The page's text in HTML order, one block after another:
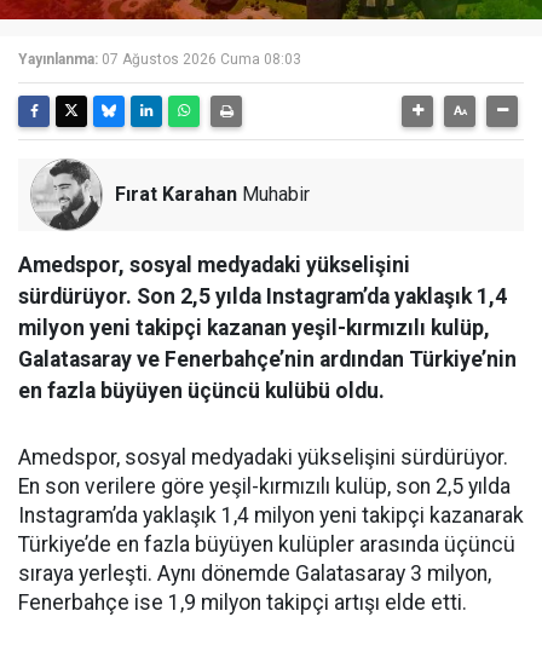
Yayınlanma: 07 Ağustos 2026 Cuma 08:03
Fırat Karahan Muhabir
Amedspor, sosyal medyadaki yükselişini
sürdürüyor. Son 2,5 yılda Instagram’da yaklaşık 1,4
milyon yeni takipçi kazanan yeşil-kırmızılı kulüp,
Galatasaray ve Fenerbahçe’nin ardından Türkiye’nin
en fazla büyüyen üçüncü kulübü oldu.
Amedspor, sosyal medyadaki yükselişini sürdürüyor.
En son verilere göre yeşil-kırmızılı kulüp, son 2,5 yılda
Instagram’da yaklaşık 1,4 milyon yeni takipçi kazanarak
Türkiye’de en fazla büyüyen kulüpler arasında üçüncü
sıraya yerleşti. Aynı dönemde Galatasaray 3 milyon,
Fenerbahçe ise 1,9 milyon takipçi artışı elde etti.